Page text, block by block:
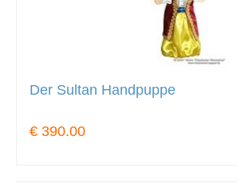
Der Sultan Handpuppe
€ 390.00